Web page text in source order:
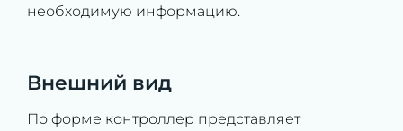
необходимую информацию.
Внешний вид
По форме контроллер представляет